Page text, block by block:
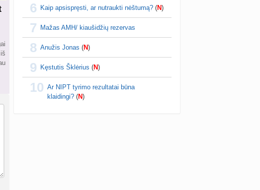
6 Kaip apsispręsti, ar nutraukti nėštumą? (N)
7 Mažas AMH/ kiaušidžių rezervas
8 Anužis Jonas (N)
9 Kęstutis Šklėrius (N)
10 Ar NIPT tyrimo rezultatai būna
klaidingi? (N)